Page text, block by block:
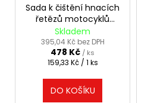
Sada k čištění hnacích
řetězů motocyklů
MOTUL
Skladem
395,04 Kč bez DPH
478 Kč / ks
Měrná
159,33 Kč / 1 ks
DO KOŠÍKU